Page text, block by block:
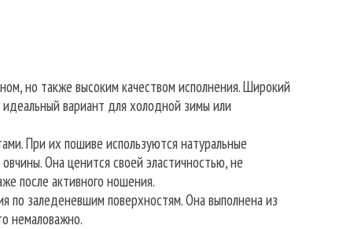
но также высоким качеством исполнения. Широкий
вариант для холодной зимы или
При их пошиве используются натуральные
Она ценится своей эластичностью, не
после активного ношения.
по заледеневшим поверхностям. Она выполнена из
немаловажно.